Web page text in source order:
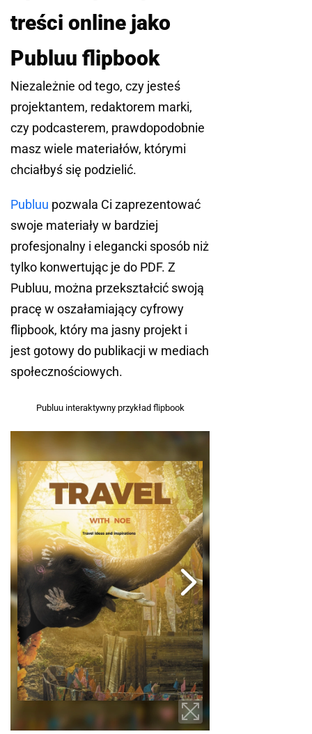
treści online jako
Publuu flipbook
Niezależnie od tego, czy jesteś
projektantem, redaktorem marki,
czy podcasterem, prawdopodobnie
masz wiele materiałów, którymi
chciałbyś się podzielić.
Publuu pozwala Ci zaprezentować
swoje materiały w bardziej
profesjonalny i elegancki sposób niż
tylko konwertując je do PDF. Z
Publuu, można przekształcić swoją
pracę w oszałamiający cyfrowy
flipbook, który ma jasny projekt i
jest gotowy do publikacji w mediach
społecznościowych.
Publuu interaktywny przykład flipbook